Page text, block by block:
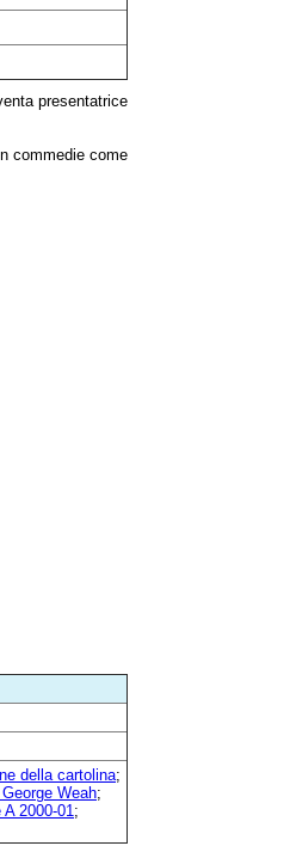
presentatrice
commedie come
della cartolina;
Weah;
A 2000-01;